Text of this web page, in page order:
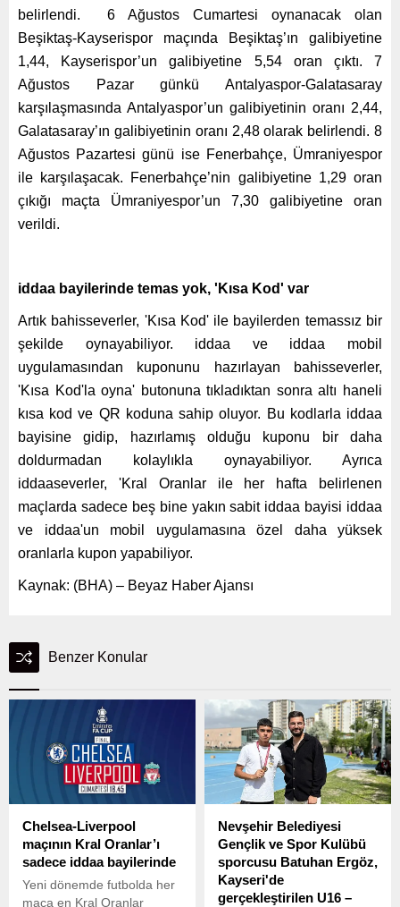
belirlendi. 6 Ağustos Cumartesi oynanacak olan
Beşiktaş-Kayserispor maçında Beşiktaş’ın galibiyetine
1,44, Kayserispor’un galibiyetine 5,54 oran çıktı. 7
Ağustos Pazar günkü Antalyaspor-Galatasaray
karşılaşmasında Antalyaspor’un galibiyetinin oranı 2,44,
Galatasaray’ın galibiyetinin oranı 2,48 olarak belirlendi. 8
Ağustos Pazartesi günü ise Fenerbahçe, Ümraniyespor
ile karşılaşacak. Fenerbahçe’nin galibiyetine 1,29 oran
çıkığı maçta Ümraniyespor’un 7,30 galibiyetine oran
verildi.
iddaa bayilerinde temas yok, 'Kısa Kod' var
Artık bahisseverler, 'Kısa Kod' ile bayilerden temassız bir
şekilde oynayabiliyor. iddaa ve iddaa mobil
uygulamasından kuponunu hazırlayan bahisseverler,
'Kısa Kod'la oyna' butonuna tıkladıktan sonra altı haneli
kısa kod ve QR koduna sahip oluyor. Bu kodlarla iddaa
bayisine gidip, hazırlamış olduğu kuponu bir daha
doldurmadan kolaylıkla oynayabiliyor. Ayrıca
iddaaseverler, 'Kral Oranlar ile her hafta belirlenen
maçlarda sadece beş bine yakın sabit iddaa bayisi iddaa
ve iddaa'un mobil uygulamasına özel daha yüksek
oranlarla kupon yapabiliyor.
Kaynak: (BHA) – Beyaz Haber Ajansı
Benzer Konular
Chelsea-Liverpool
maçının Kral Oranlar’ı
sadece iddaa bayilerinde
Yeni dönemde futbolda her
maça en Kral Oranlar
Nevşehir Belediyesi
Gençlik ve Spor Kulübü
sporcusu Batuhan Ergöz,
Kayseri'de
gerçekleştirilen U16 –